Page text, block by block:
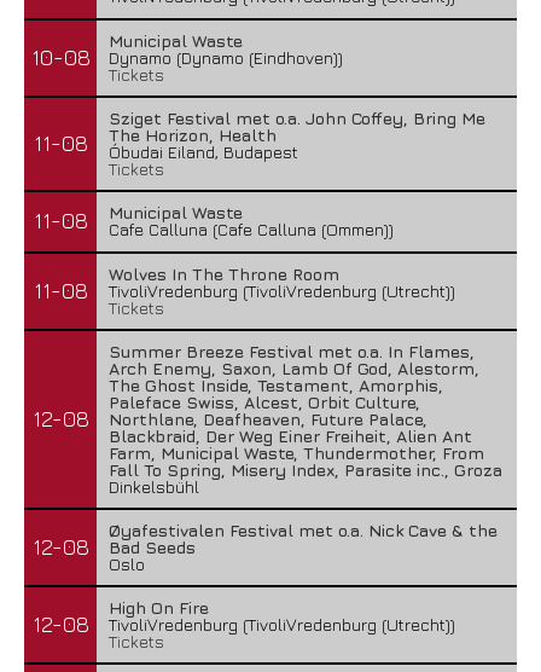
10-08
Municipal Waste
Dynamo (Dynamo (Eindhoven))
Tickets
11-08
Sziget Festival met o.a. John Coffey, Bring Me
The Horizon, Health
Óbudai Eiland, Budapest
Tickets
11-08
Municipal Waste
Cafe Calluna (Cafe Calluna (Ommen))
11-08
Wolves In The Throne Room
TivoliVredenburg (TivoliVredenburg (Utrecht))
Tickets
12-08
Summer Breeze Festival met o.a. In Flames,
Arch Enemy, Saxon, Lamb Of God, Alestorm,
The Ghost Inside, Testament, Amorphis,
Paleface Swiss, Alcest, Orbit Culture,
Northlane, Deafheaven, Future Palace,
Blackbraid, Der Weg Einer Freiheit, Alien Ant
Farm, Municipal Waste, Thundermother, From
Fall To Spring, Misery Index, Parasite inc., Groza
Dinkelsbühl
12-08
Øyafestivalen Festival met o.a. Nick Cave & the
Bad Seeds
Oslo
12-08
High On Fire
TivoliVredenburg (TivoliVredenburg (Utrecht))
Tickets